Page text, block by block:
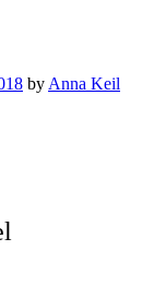
by Anna Keil